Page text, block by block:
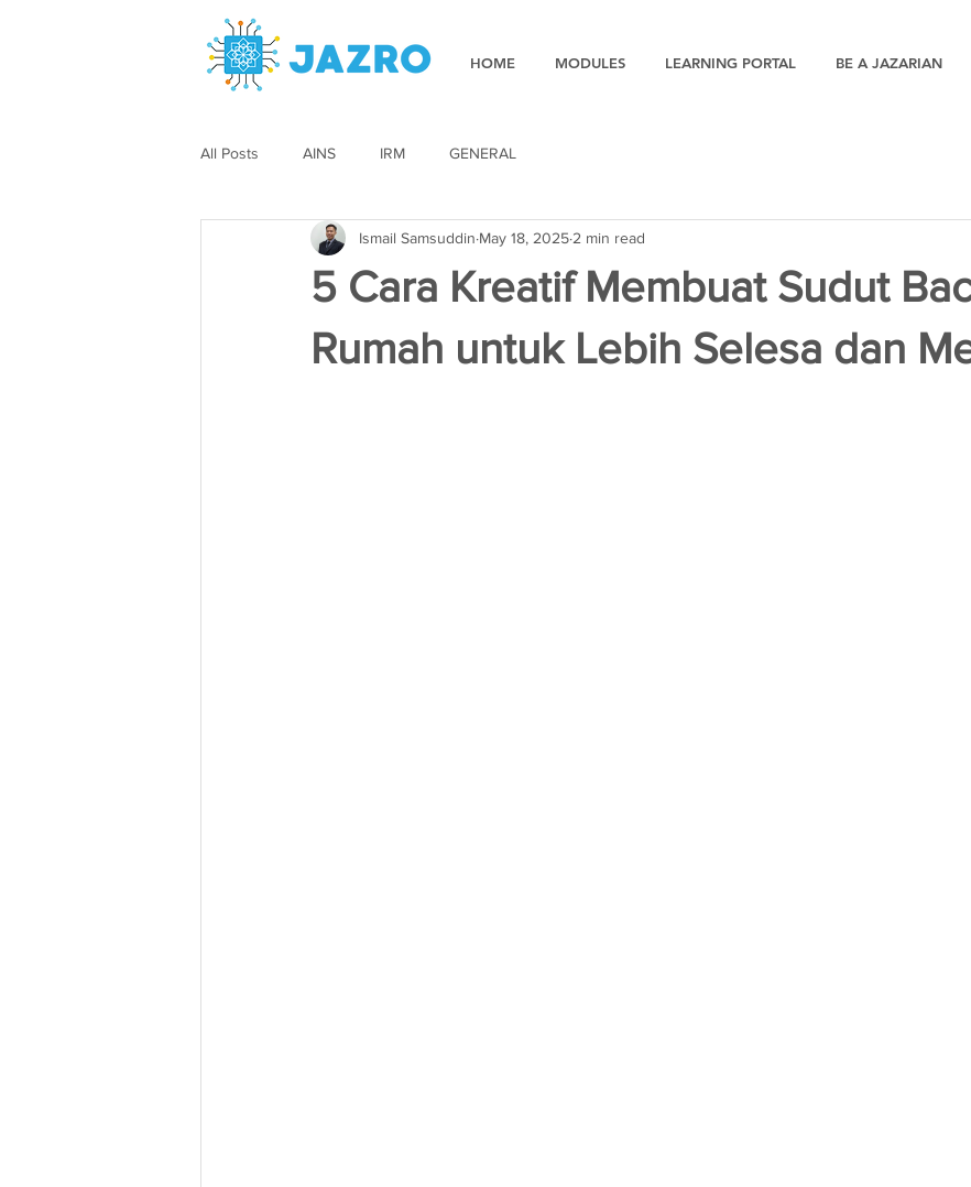
HOME MODULES LEARNING PORTAL BE A JAZARIAN
All Posts AINS IRM GENERAL
5 Cara Kreatif Membuat Sudut
Rumah untuk Lebih Selesa dan
Ismail Samsuddin May 18, 2025 2 min read